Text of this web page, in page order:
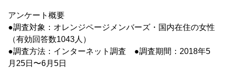
アンケート概要
●調査対象：オレンジページメンバーズ・国内在住の女性
（有効回答数1043人）
●調査方法：インターネット調査 ●調査期間：2018年5
月25日〜6月5日